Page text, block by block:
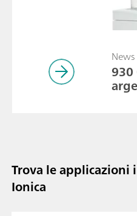
News
Trova le applicazioni
Ionica